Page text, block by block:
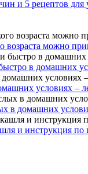
и 5 рецептов
возраста можно
в домашних
условиях –
в домашних
и инструкция